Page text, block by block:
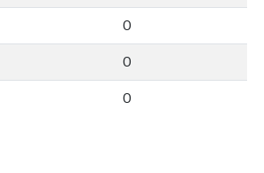
0
0
0